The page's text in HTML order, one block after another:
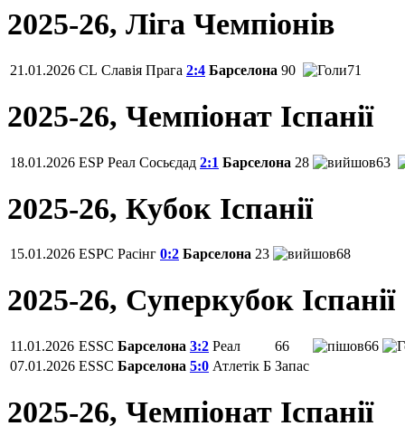
2025-26, Ліга Чемпіонів
21.01.2026 CL Славія Прага 2:4 Барселона 90 71
2025-26, Чемпiонат Іспанії
18.01.2026 ESP Реал Сосьєдад 2:1 Барселона 28 63
2025-26, Кубок Іспанії
15.01.2026 ESPC Расінг 0:2 Барселона 23 68
2025-26, Суперкубок Іспанії
11.01.2026 ESSC Барселона 3:2 Реал 66
66
07.01.2026 ESSC Барселона 5:0 Атлетік Б Запас
2025-26, Чемпiонат Іспанії